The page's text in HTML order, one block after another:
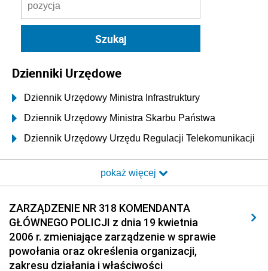
Dzienniki Urzędowe
Dziennik Urzędowy Ministra Infrastruktury
Dziennik Urzędowy Ministra Skarbu Państwa
Dziennik Urzędowy Urzędu Regulacji Telekomunikacji
Dziennik Urzędowy Ministra Transportu i Budownictwa
Elektronicznej
Dziennik Urzędowy Ministra Spraw Wewnętrznych i
Administracji
Dziennik Urzędowy Ministra Transportu
pokaż więcej
ZARZĄDZENIE NR 318 KOMENDANTA
GŁÓWNEGO POLICJI z dnia 19 kwietnia
2006 r. zmieniające zarządzenie w sprawie
powołania oraz określenia organi­zacji,
zakresu działania i właściwości